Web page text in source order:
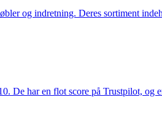
og indretning. Deres sortiment
De har en flot score på Trustpilot,